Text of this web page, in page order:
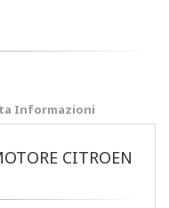
Informazioni
CITROEN